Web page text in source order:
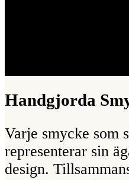
Handgjorda
Varje smycke som
representerar sin
design.